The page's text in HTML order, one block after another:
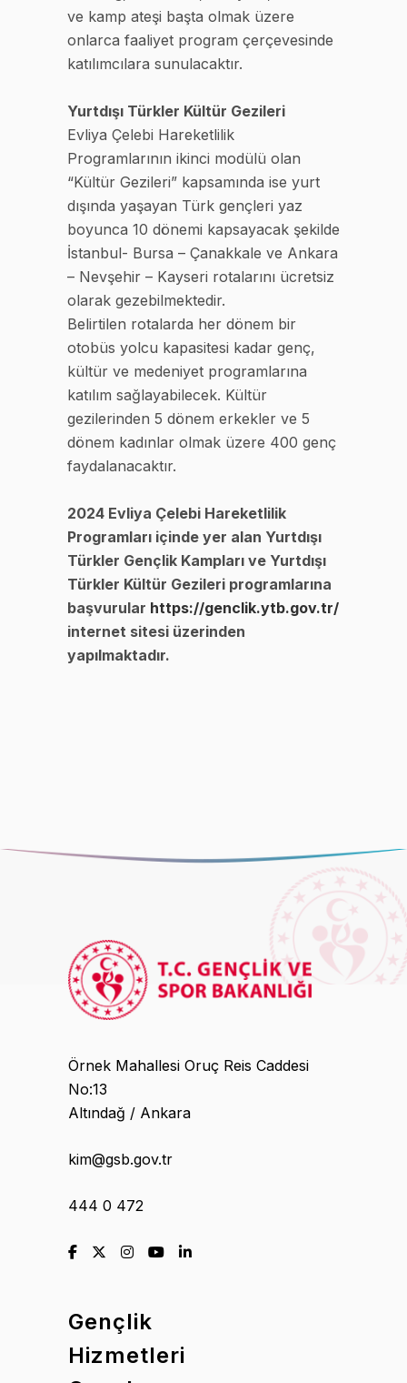
ve kamp ateşi başta olmak üzere
onlarca faaliyet program çerçevesinde
katılımcılara sunulacaktır.
Yurtdışı Türkler Kültür Gezileri
Evliya Çelebi Hareketlilik
Programlarının ikinci modülü olan
“Kültür Gezileri” kapsamında ise yurt
dışında yaşayan Türk gençleri yaz
boyunca 10 dönemi kapsayacak şekilde
İstanbul- Bursa – Çanakkale ve Ankara
– Nevşehir – Kayseri rotalarını ücretsiz
olarak gezebilmektedir.
Belirtilen rotalarda her dönem bir
otobüs yolcu kapasitesi kadar genç,
kültür ve medeniyet programlarına
katılım sağlayabilecek. Kültür
gezilerinden 5 dönem erkekler ve 5
dönem kadınlar olmak üzere 400 genç
faydalanacaktır.
2024 Evliya Çelebi Hareketlilik
Programları içinde yer alan Yurtdışı
Türkler Gençlik Kampları ve Yurtdışı
Türkler Kültür Gezileri programlarına
başvurular https://genclik.ytb.gov.tr/
internet sitesi üzerinden
yapılmaktadır.
Örnek Mahallesi Oruç Reis Caddesi
No:13
Altındağ / Ankara
kim@gsb.gov.tr
444 0 472
Gençlik
Hizmetleri